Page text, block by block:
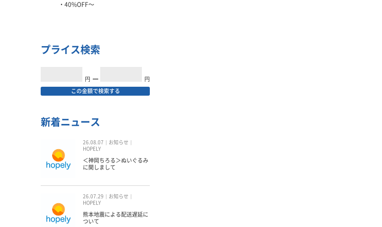
40%OFF〜
プライス検索
円 ━ 円
この金額で検索する
新着ニュース
26.08.07
お知らせ
HOPELY
＜神岡ちろる＞ぬいぐるみ
に関しまして
26.07.29
お知らせ
HOPELY
熊本地震による配送遅延に
ついて